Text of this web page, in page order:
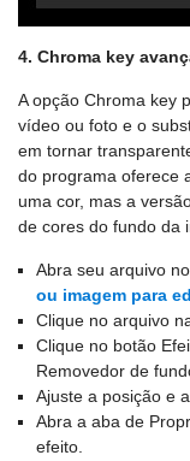
4. Chroma key
A opção Chroma key
vídeo ou foto e o
em tornar
do programa oferece
uma cor, mas a
de cores do fundo da
Abra seu arquivo
ou imagem para
Clique no arquivo
Clique no botão
Removedor de
Ajuste a posição e
Abra a aba de
efeito.